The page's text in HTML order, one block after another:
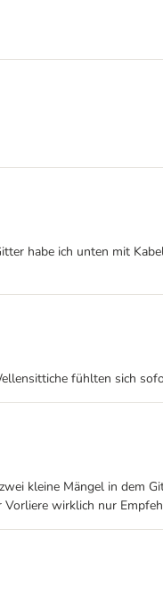
habe ich unten mit
fühlten sich
kleine Mängel in dem
Vorliere wirklich nur